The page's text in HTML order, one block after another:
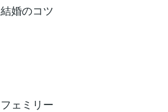
婚のコツ
ェミリー